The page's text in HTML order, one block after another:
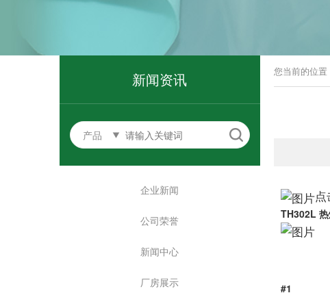
新闻资讯
产品
企业新闻
公司荣誉
新闻中心
厂房展示
您当前的位置
点
TH302L
#1